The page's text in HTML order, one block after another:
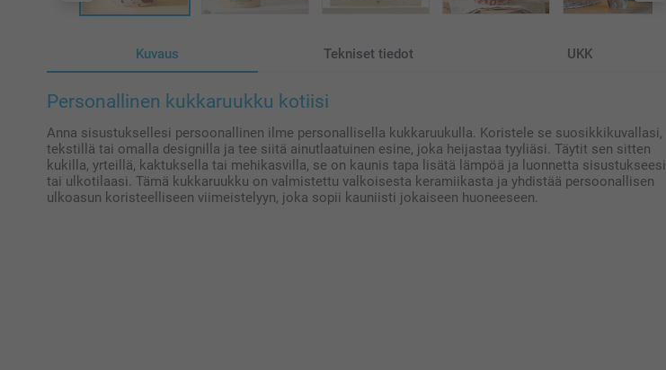
Kuvaus Tekniset tiedot UKK
Personallinen kukkaruukku kotiisi
Anna sisustuksellesi persoonallinen ilme personallisella kukkaruukulla. Koristele se suosikkikuvallasi,
tekstillä tai omalla designilla ja tee siitä ainutlaatuinen esine, joka heijastaa tyyliäsi. Täytit sen sitten
kukilla, yrteillä, kaktuksella tai mehikasvilla, se on kaunis tapa lisätä lämpöä ja luonnetta sisustukseesi
tai ulkotilaasi. Tämä kukkaruukku on valmistettu valkoisesta keramiikasta ja yhdistää persoonallisen
ulkoasun koristeelliseen viimeistelyyn, joka sopii kauniisti jokaiseen huoneeseen.